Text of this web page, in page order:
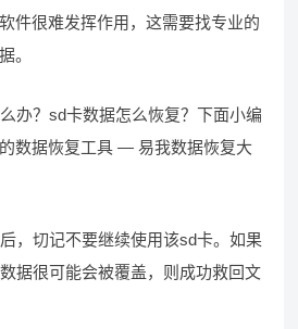
件很难发挥作用，这需要找专业的
。
办？sd卡数据怎么恢复？下面小编
数据恢复工具 — 易我数据恢复大
，切记不要继续使用该sd卡。如果
据很可能会被覆盖，则成功救回文